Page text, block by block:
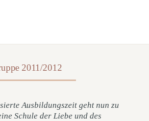
2011/2012
Ausbildungszeit geht nun zu
Schule der Liebe und des